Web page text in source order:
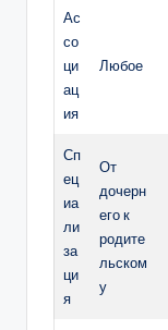
Ас
со
ци
ац
ия
Любое
Сп
ец
иа
ли
за
ци
я
От
дочерн
его к
родите
льском
у